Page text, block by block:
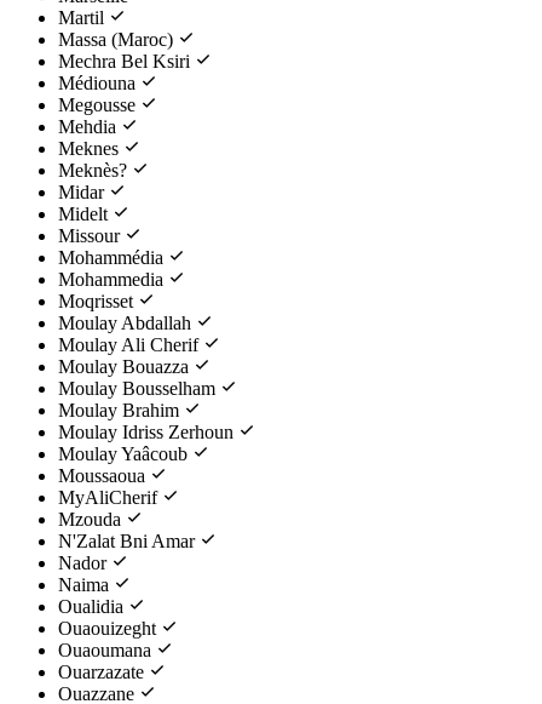
Martil
Massa (Maroc)
Mechra Bel Ksiri
Médiouna
Megousse
Mehdia
Meknes
Meknès?
Midar
Midelt
Missour
Mohammédia
Mohammedia
Moqrisset
Moulay Abdallah
Moulay Ali Cherif
Moulay Bouazza
Moulay Bousselham
Moulay Brahim
Moulay Idriss Zerhoun
Moulay Yaâcoub
Moussaoua
MyAliCherif
Mzouda
N'Zalat Bni Amar
Nador
Naima
Oualidia
Ouaouizeght
Ouaoumana
Ouarzazate
Ouazzane